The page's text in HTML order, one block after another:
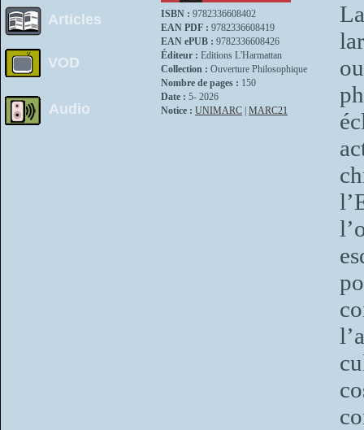
Articles
VOD
Audio
ISBN : 9782336608402
EAN PDF : 9782336608419
EAN ePUB : 9782336608426
Éditeur : Editions L'Harmattan
Collection : Ouverture Philosophique
Nombre de pages : 150
Date : 5- 2026
Notice : UNIMARC MARC21